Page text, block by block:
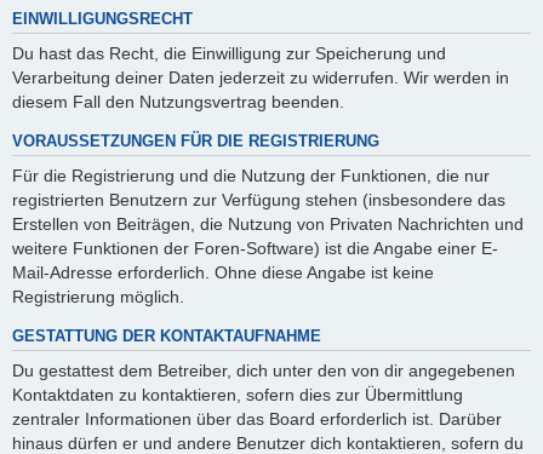
EINWILLIGUNGSRECHT
Du hast das Recht, die Einwilligung zur Speicherung und
Verarbeitung deiner Daten jederzeit zu widerrufen. Wir werden in
diesem Fall den Nutzungsvertrag beenden.
VORAUSSETZUNGEN FÜR DIE REGISTRIERUNG
Für die Registrierung und die Nutzung der Funktionen, die nur
registrierten Benutzern zur Verfügung stehen (insbesondere das
Erstellen von Beiträgen, die Nutzung von Privaten Nachrichten und
weitere Funktionen der Foren-Software) ist die Angabe einer E-
Mail-Adresse erforderlich. Ohne diese Angabe ist keine
Registrierung möglich.
GESTATTUNG DER KONTAKTAUFNAHME
Du gestattest dem Betreiber, dich unter den von dir angegebenen
Kontaktdaten zu kontaktieren, sofern dies zur Übermittlung
zentraler Informationen über das Board erforderlich ist. Darüber
hinaus dürfen er und andere Benutzer dich kontaktieren, sofern du